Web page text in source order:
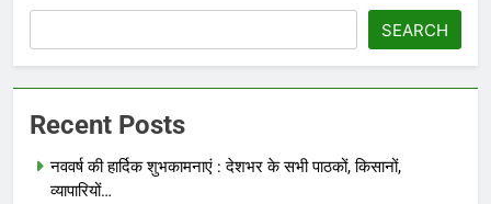
SEARCH
Recent Posts
नववर्ष की हार्दिक शुभकामनाएं : देशभर के सभी पाठकों, किसानों,
व्यापारियों…